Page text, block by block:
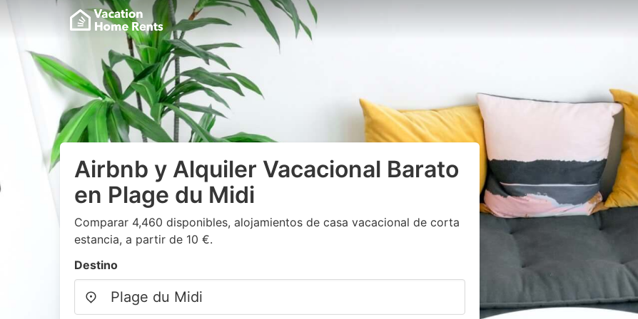
Airbnb y Alquiler Vacacional Barato
en Plage du Midi
Comparar 4,460 disponibles, alojamientos de casa vacacional de corta
estancia, a partir de 10 €.
Destino